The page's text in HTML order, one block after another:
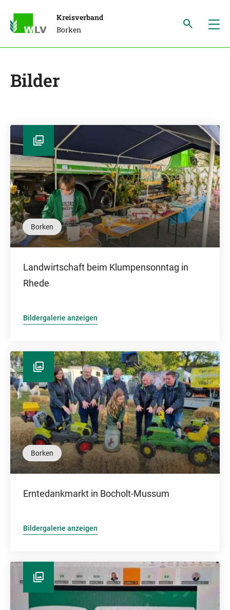
Kreisverband
Borken
Bilder
Borken
Landwirtschaft beim Klumpensonntag in
Rhede
Bildergalerie anzeigen
Borken
Erntedankmarkt in Bocholt-Mussum
Bildergalerie anzeigen